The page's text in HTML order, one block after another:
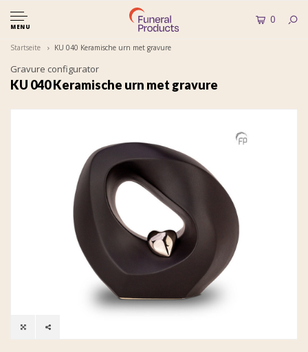
MENU
0
Startseite KU 040 Keramische urn met gravure
Gravure configurator
KU 040 Keramische urn met gravure